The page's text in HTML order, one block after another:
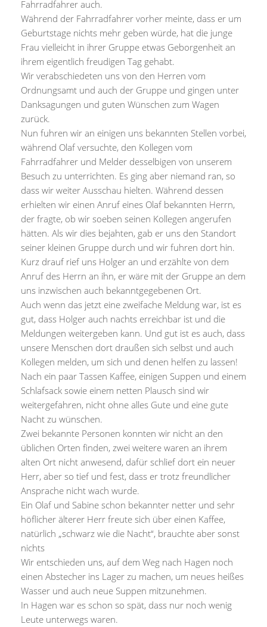
Fahrradfahrer auch.
Während der Fahrradfahrer vorher meinte, dass er um
Geburtstage nichts mehr geben würde, hat die junge
Frau vielleicht in ihrer Gruppe etwas Geborgenheit an
ihrem eigentlich freudigen Tag gehabt.
Wir verabschiedeten uns von den Herren vom
Ordnungsamt und auch der Gruppe und gingen unter
Danksagungen und guten Wünschen zum Wagen
zurück.
Nun fuhren wir an einigen uns bekannten Stellen vorbei,
während Olaf versuchte, den Kollegen vom
Fahrradfahrer und Melder desselbigen von unserem
Besuch zu unterrichten. Es ging aber niemand ran, so
dass wir weiter Ausschau hielten. Während dessen
erhielten wir einen Anruf eines Olaf bekannten Herrn,
der fragte, ob wir soeben seinen Kollegen angerufen
hätten. Als wir dies bejahten, gab er uns den Standort
seiner kleinen Gruppe durch und wir fuhren dort hin.
Kurz drauf rief uns Holger an und erzählte von dem
Anruf des Herrn an ihn, er wäre mit der Gruppe an dem
uns inzwischen auch bekanntgegebenen Ort.
Auch wenn das jetzt eine zweifache Meldung war, ist es
gut, dass Holger auch nachts erreichbar ist und die
Meldungen weitergeben kann. Und gut ist es auch, dass
unsere Menschen dort draußen sich selbst und auch
Kollegen melden, um sich und denen helfen zu lassen!
Nach ein paar Tassen Kaffee, einigen Suppen und einem
Schlafsack sowie einem netten Plausch sind wir
weitergefahren, nicht ohne alles Gute und eine gute
Nacht zu wünschen.
Zwei bekannte Personen konnten wir nicht an den
üblichen Orten finden, zwei weitere waren an ihrem
alten Ort nicht anwesend, dafür schlief dort ein neuer
Herr, aber so tief und fest, dass er trotz freundlicher
Ansprache nicht wach wurde.
Ein Olaf und Sabine schon bekannter netter und sehr
höflicher älterer Herr freute sich über einen Kaffee,
natürlich „schwarz wie die Nacht“, brauchte aber sonst
nichts
Wir entschieden uns, auf dem Weg nach Hagen noch
einen Abstecher ins Lager zu machen, um neues heißes
Wasser und auch neue Suppen mitzunehmen.
In Hagen war es schon so spät, dass nur noch wenig
Leute unterwegs waren.